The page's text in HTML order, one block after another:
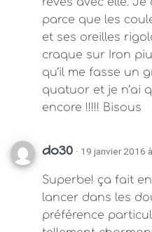
parce que les
et ses oreilles
craque sur Iron
qu’il me fasse un
quatuor et je n’ai
encore !!!!! Bisous
do30 · 19 janvier 2016
Superbe! ça fait
lancer dans les
préférence